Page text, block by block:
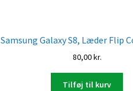
Samsung Galaxy S8, Læder Flip
80,00kr.
Tilføj til kurv